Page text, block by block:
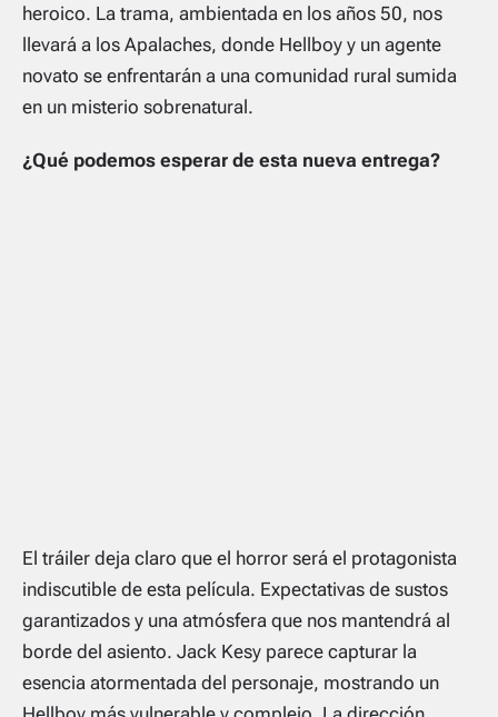
heroico. La trama, ambientada en los años 50, nos
llevará a los Apalaches, donde Hellboy y un agente
novato se enfrentarán a una comunidad rural sumida
en un misterio sobrenatural.
¿Qué podemos esperar de esta nueva entrega?
El tráiler deja claro que el horror será el protagonista
indiscutible de esta película. Expectativas de sustos
garantizados y una atmósfera que nos mantendrá al
borde del asiento. Jack Kesy parece capturar la
esencia atormentada del personaje, mostrando un